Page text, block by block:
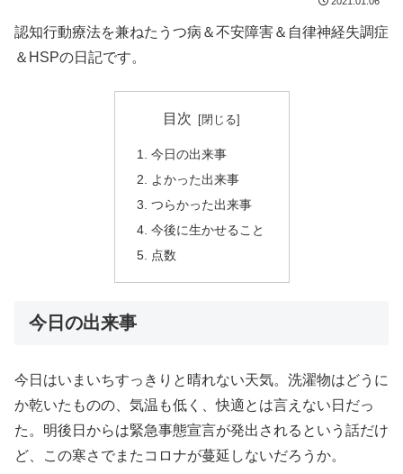
認知行動療法を兼ねたうつ病＆不安障害＆自律神経失調症
＆HSPの日記です。
目次
今日の出来事
よかった出来事
つらかった出来事
今後に生かせること
点数
今日の出来事
今日はいまいちすっきりと晴れない天気。洗濯物はどうに
か乾いたものの、気温も低く、快適とは言えない日だっ
た。明後日からは緊急事態宣言が発出されるという話だけ
ど、この寒さでまたコロナが蔓延しないだろうか。